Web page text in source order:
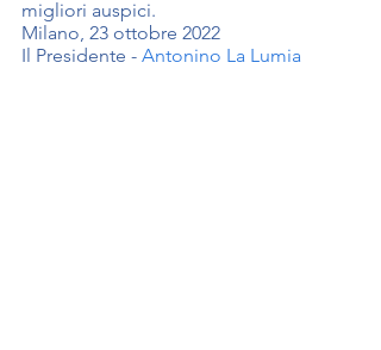
migliori auspici.
Milano, 23 ottobre 2022
Il Presidente - Antonino La Lumia